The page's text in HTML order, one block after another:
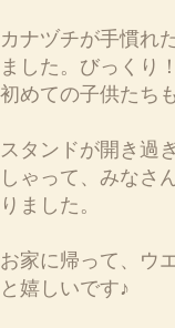
カナヅチが手慣れ
ました。びっくり
初めての子供たち
スタンドが開き過
しゃって、みなさ
りました。
お家に帰って、ウ
と嬉しいです♪